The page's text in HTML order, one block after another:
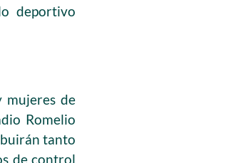
deportivo
mujeres de
Romelio
tanto
de control